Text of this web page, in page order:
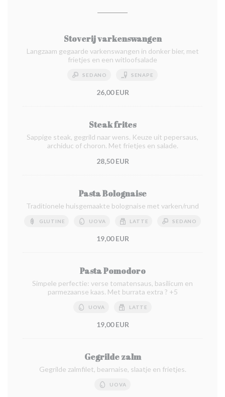
Stoverij varkenswangen
Langzaam gegaarde varkenswangen in donker bier, met
frietjes en een witloofsalade
SEDANO SENAPE
26,00 EUR
Steak frites
Sappige steak, gegrild naar wens. Keuze uit pepersaus,
archiduc of choron. Met frietjes en salade.
28,50 EUR
Pasta Bolognaise
Traditionele huisgemaakte bolognaise met varken/rund
GLUTINE UOVA LATTE SEDANO
19,00 EUR
Pasta Pomodoro
Simpele perfectie: verse tomatensaus, basilicum en
parmezaanse kaas. Met burrata extra ? +5
UOVA LATTE
19,00 EUR
Gegrilde zalm
Gegrilde zalmfilet, bearnaise, slaatje en frietjes.
UOVA